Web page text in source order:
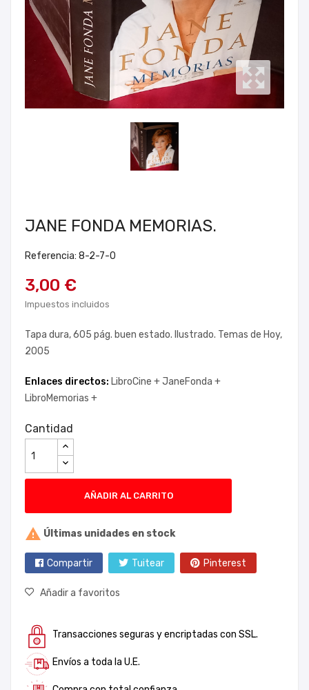
JANE FONDA MEMORIAS.
Referencia: 8-2-7-0
3,00 €
Impuestos incluidos
Tapa dura, 605 pág. buen estado. Ilustrado. Temas de Hoy,
2005
Enlaces directos: LibroCine +JaneFonda +
LibroMemorias +
Cantidad
AÑADIR AL CARRITO
 Últimas unidades en stock
Compartir Tuitear Pinterest
Añadir a favoritos
Transacciones seguras y encriptadas con SSL.
Envíos a toda la U.E.